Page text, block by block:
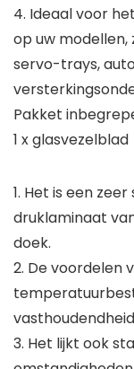
4. Ideaal voor
op uw
servo-trays,
Pakket
1 x glasvezelblad
1. Het is een
druklaminaat
doek.
2. De voordelen
3. Het lijkt ook